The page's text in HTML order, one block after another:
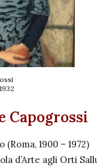
Capogrossi
1900 – 1972)
d’Arte agli Orti